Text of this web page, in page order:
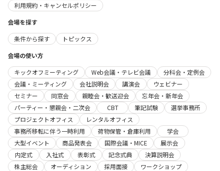
利用規約・キャンセルポリシー
会場を探す
条件から探す
トピックス
会場の使い方
キックオフミーティング
Web会議・テレビ会議
分科会・定例会
会議・ミーティング
会社説明会 講演会
ウェビナー
セミナー
同窓会 親睦会・歓送迎会
忘年会・新年会
パーティー・懇親会・二次会
CBT 筆記試験
選挙事務所
プロジェクトオフィス
レンタルオフィス
事務所移転に伴う一時利用
荷物保管・倉庫利用
学会
大型イベント
商品発表会 国際会議・MICE
展示会
内定式
入社式 表彰式 記念式典
決算説明会
株主総会
オーディション 採用面接
ワークショップ